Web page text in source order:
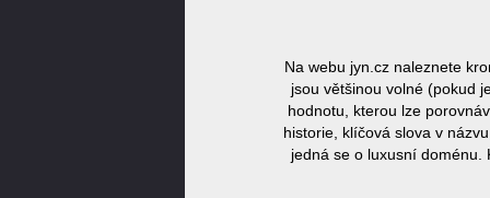
Na webu jyn.cz naleznete
jsou většinou volné (pokud
hodnotu, kterou lze
historie, klíčová slova v
jedná se o luxusní doménu.